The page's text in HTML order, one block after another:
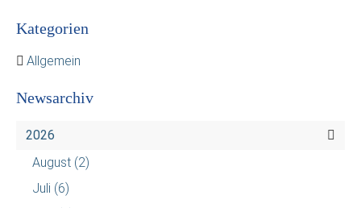
Kategorien
Allgemein
Newsarchiv
2026
August (2)
Juli (6)